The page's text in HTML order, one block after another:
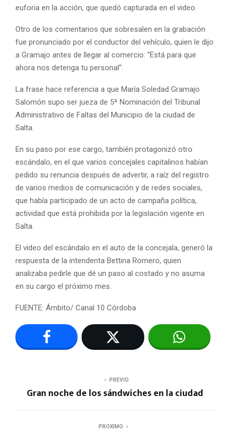
euforia en la acción, que quedó capturada en el video.
Otro de los comentarios que sobresalen en la grabación
fue pronunciado por el conductor del vehículo, quien le dijo
a Gramajo antes de llegar al comercio: “Está para que
ahora nos detenga tu personal”.
La frase hace referencia a que María Soledad Gramajo
Salomón supo ser jueza de 5ª Nominación del Tribunal
Administrativo de Faltas del Municipio de la ciudad de
Salta.
En su paso por ese cargo, también protagonizó otro
escándalo, en el que varios concejales capitalinos habían
pedido su renuncia después de advertir, a raíz del registro
de varios medios de comunicación y de redes sociales,
que había participado de un acto de campaña política,
actividad que está prohibida por la legislación vigente en
Salta.
El video del escándalo en el auto de la concejala, generó la
respuesta de la intendenta Bettina Romero, quien
analizaba pedirle que dé un paso al costado y no asuma
en su cargo el próximo mes.
FUENTE: Ámbito/ Canal 10 Córdoba
PREVIO
Gran noche de los sándwiches en la ciudad
PROXIMO